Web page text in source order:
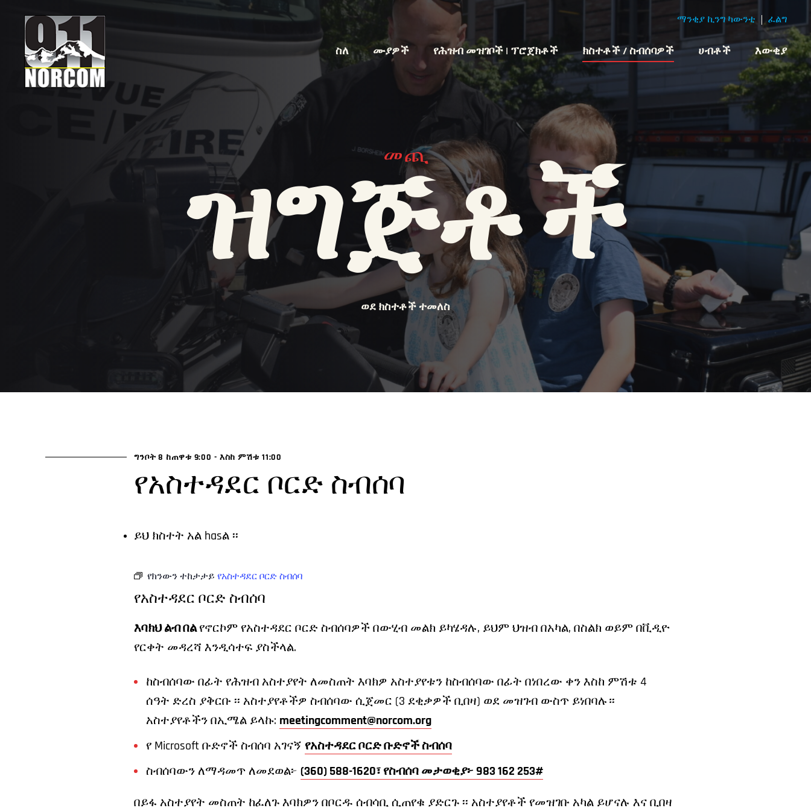
ስለ ሙያዎች የሕዝብ መዝገቦች | ፕሮጀክቶች ክስተቶች / ስብሰባዎች ሀብቶች እውቂያ
ማንቂያ ኪንግ ካውንቲ ፈልግ
መጪ
ዝግጅቶች
ወደ ክስተቶች ተመለስ
ግንቦት 8 ከጠዋቱ 9:00 - እስከ ምሽቱ 11:00
የአስተዳደር ቦርድ ስብሰባ
ይህ ክስተት አል hasል ፡፡
የክንውን ተከታታይ የአስተዳደር ቦርድ ስብሰባ
የአስተዳደር ቦርድ ስብሰባ
እባክህ ልብ በል የኖርኮም የአስተዳደር ቦርድ ስብሰባዎች በውሂብ መልክ ይካሄዳሉ, ይህም ህዝብ በአካል, በስልክ ወይም በቪዲዮ
የርቀት መዳረሻ እንዲሳተፍ ያስችላል.
ከስብሰባው በፊት የሕዝብ አስተያየት ለመስጠት እባክዎ አስተያየቱን ከስብሰባው በፊት በነበረው ቀን እስከ ምሽቱ 4
ሰዓት ድረስ ያቅርቡ ፡፡ አስተያየቶችዎ ስብሰባው ሲጀመር (3 ደቂቃዎች ቢበዛ) ወደ መዝገብ ውስጥ ይነበባሉ።
አስተያየቶችን በኢሜል ይላኩ: meetingcomment@norcom.org
የ Microsoft ቡድኖች ስብሰባ አገናኝ የአስተዳደር ቦርድ ቡድኖች ስብሰባ
ስብሰባውን ለማዳመጥ ለመደወል፦ (360) 588-1620፣ የስብሰባ መታወቂያ፦ 983 162 253#
በይፋ አስተያየት መስጠት ከፈለጉ እባክዎን በቦርዱ ሰብሳቢ ሲጠየቁ ያድርጉ ፡፡ አስተያየቶች የመዝገቡ አካል ይሆናሉ እና ቢበዛ